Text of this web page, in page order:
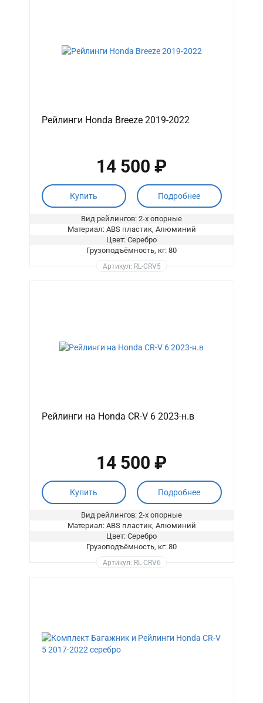
Рейлинги Honda Breeze 2019-2022
14 500 ₽
Купить Подробнее
Вид рейлингов: 2-х опорные
Материал: ABS пластик, Алюминий
Цвет: Серебро
Грузоподъёмность, кг: 80
Артикул: RL-CRV5
Рейлинги на Honda CR-V 6 2023-н.в
14 500 ₽
Купить Подробнее
Вид рейлингов: 2-х опорные
Материал: ABS пластик, Алюминий
Цвет: Серебро
Грузоподъёмность, кг: 80
Артикул: RL-CRV6